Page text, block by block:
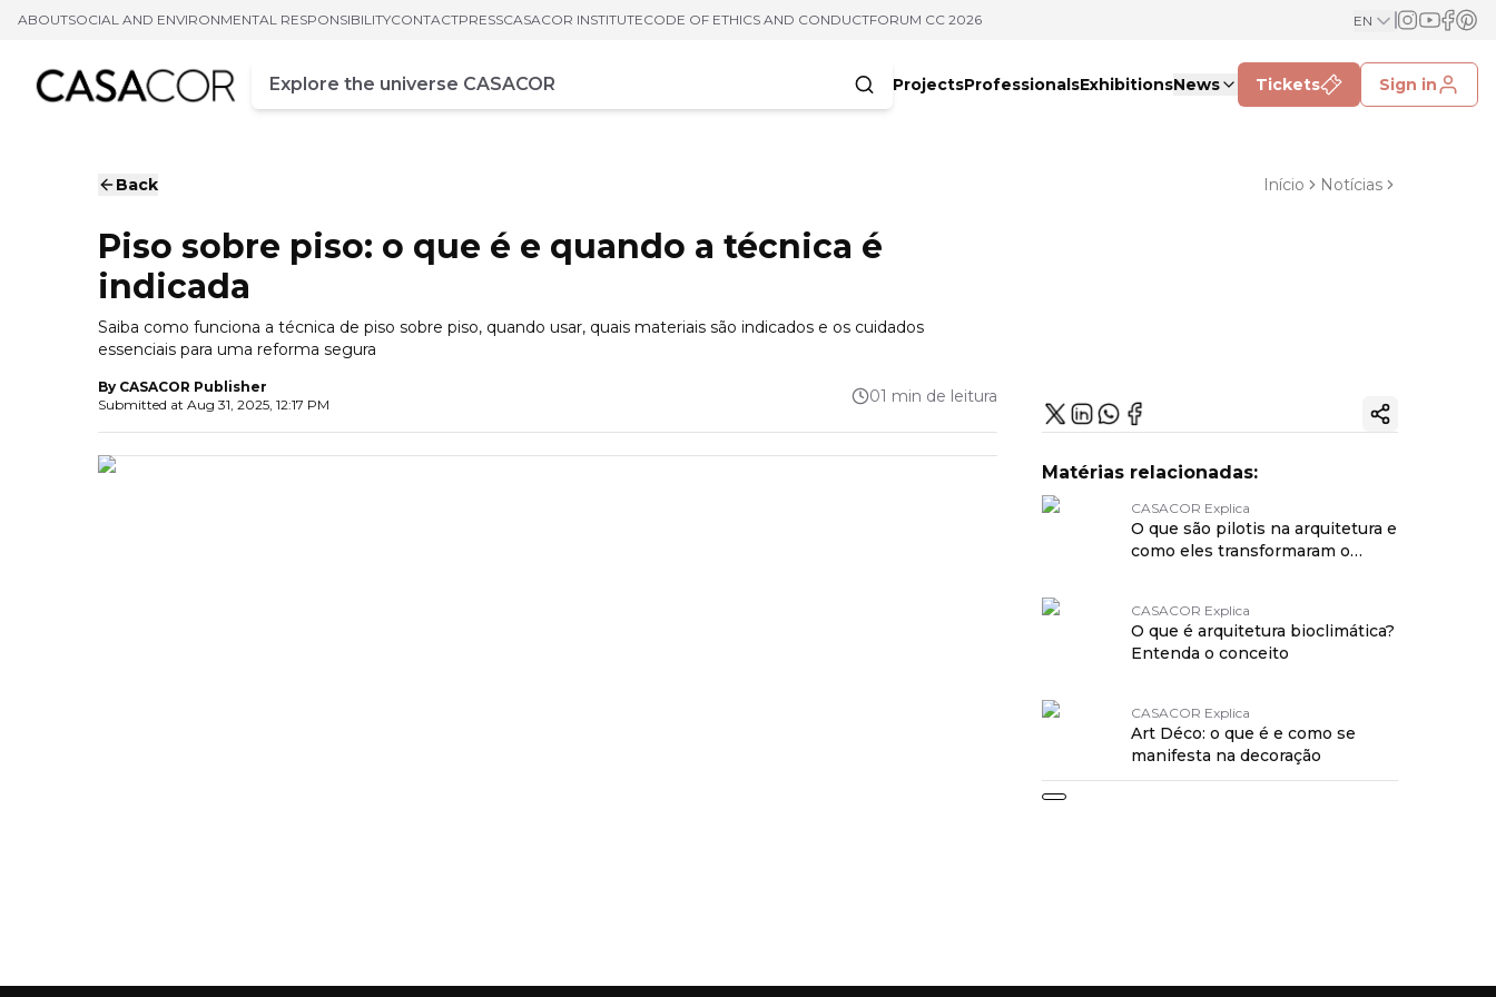
ABOUTSOCIAL AND ENVIRONMENTAL RESPONSIBILITYCONTACTPRESSCASACOR INSTITUTECODE OF ETHICS AND CONDUCTFORUM CC 2026 EN
Campo de busca
Enter at least three characters
ProjectsProfessionalsExhibitionsNews Tickets Sign in
Back Início Notícias
Piso sobre piso: o que é e quando a técnica é
indicada
Saiba como funciona a técnica de piso sobre piso, quando usar, quais materiais são indicados e os cuidados
essenciais para uma reforma segura
By CASACOR Publisher
Submitted at Aug 31, 2025, 12:17 PM
01 min de leitura
Copy ink
Matérias relacionadas:
CASACOR Explica
O que são pilotis na arquitetura e
como eles transformaram o
CASACOR Explica
O que é arquitetura bioclimática?
Entenda o conceito
CASACOR Explica
Art Déco: o que é e como se
manifesta na decoração